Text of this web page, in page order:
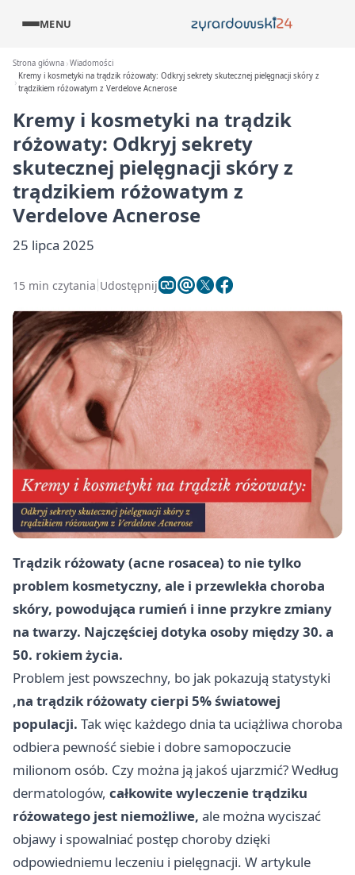
MENU
Strona główna Wiadomości
Kremy i kosmetyki na trądzik różowaty: Odkryj sekrety skutecznej pielęgnacji skóry z
trądzikiem różowatym z Verdelove Acnerose
Kremy i kosmetyki na trądzik
różowaty: Odkryj sekrety
skutecznej pielęgnacji skóry z
trądzikiem różowatym z
Verdelove Acnerose
25 lipca 2025
15 min czytania Udostępnij
Trądzik różowaty (acne rosacea) to nie tylko
problem kosmetyczny, ale i przewlekła choroba
skóry, powodująca rumień i inne przykre zmiany
na twarzy. Najczęściej dotyka osoby między 30. a
50. rokiem życia.
Problem jest powszechny, bo jak pokazują statystyki
,na trądzik różowaty cierpi 5% światowej
populacji. Tak więc każdego dnia ta uciążliwa choroba
odbiera pewność siebie i dobre samopoczucie
milionom osób. Czy można ją jakoś ujarzmić? Według
dermatologów, całkowite wyleczenie trądziku
różowatego jest niemożliwe, ale można wyciszać
objawy i spowalniać postęp choroby dzięki
odpowiedniemu leczeniu i pielęgnacji. W artykule